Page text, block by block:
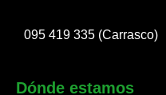
095 419 335 (Carrasco)
Dónde estamos